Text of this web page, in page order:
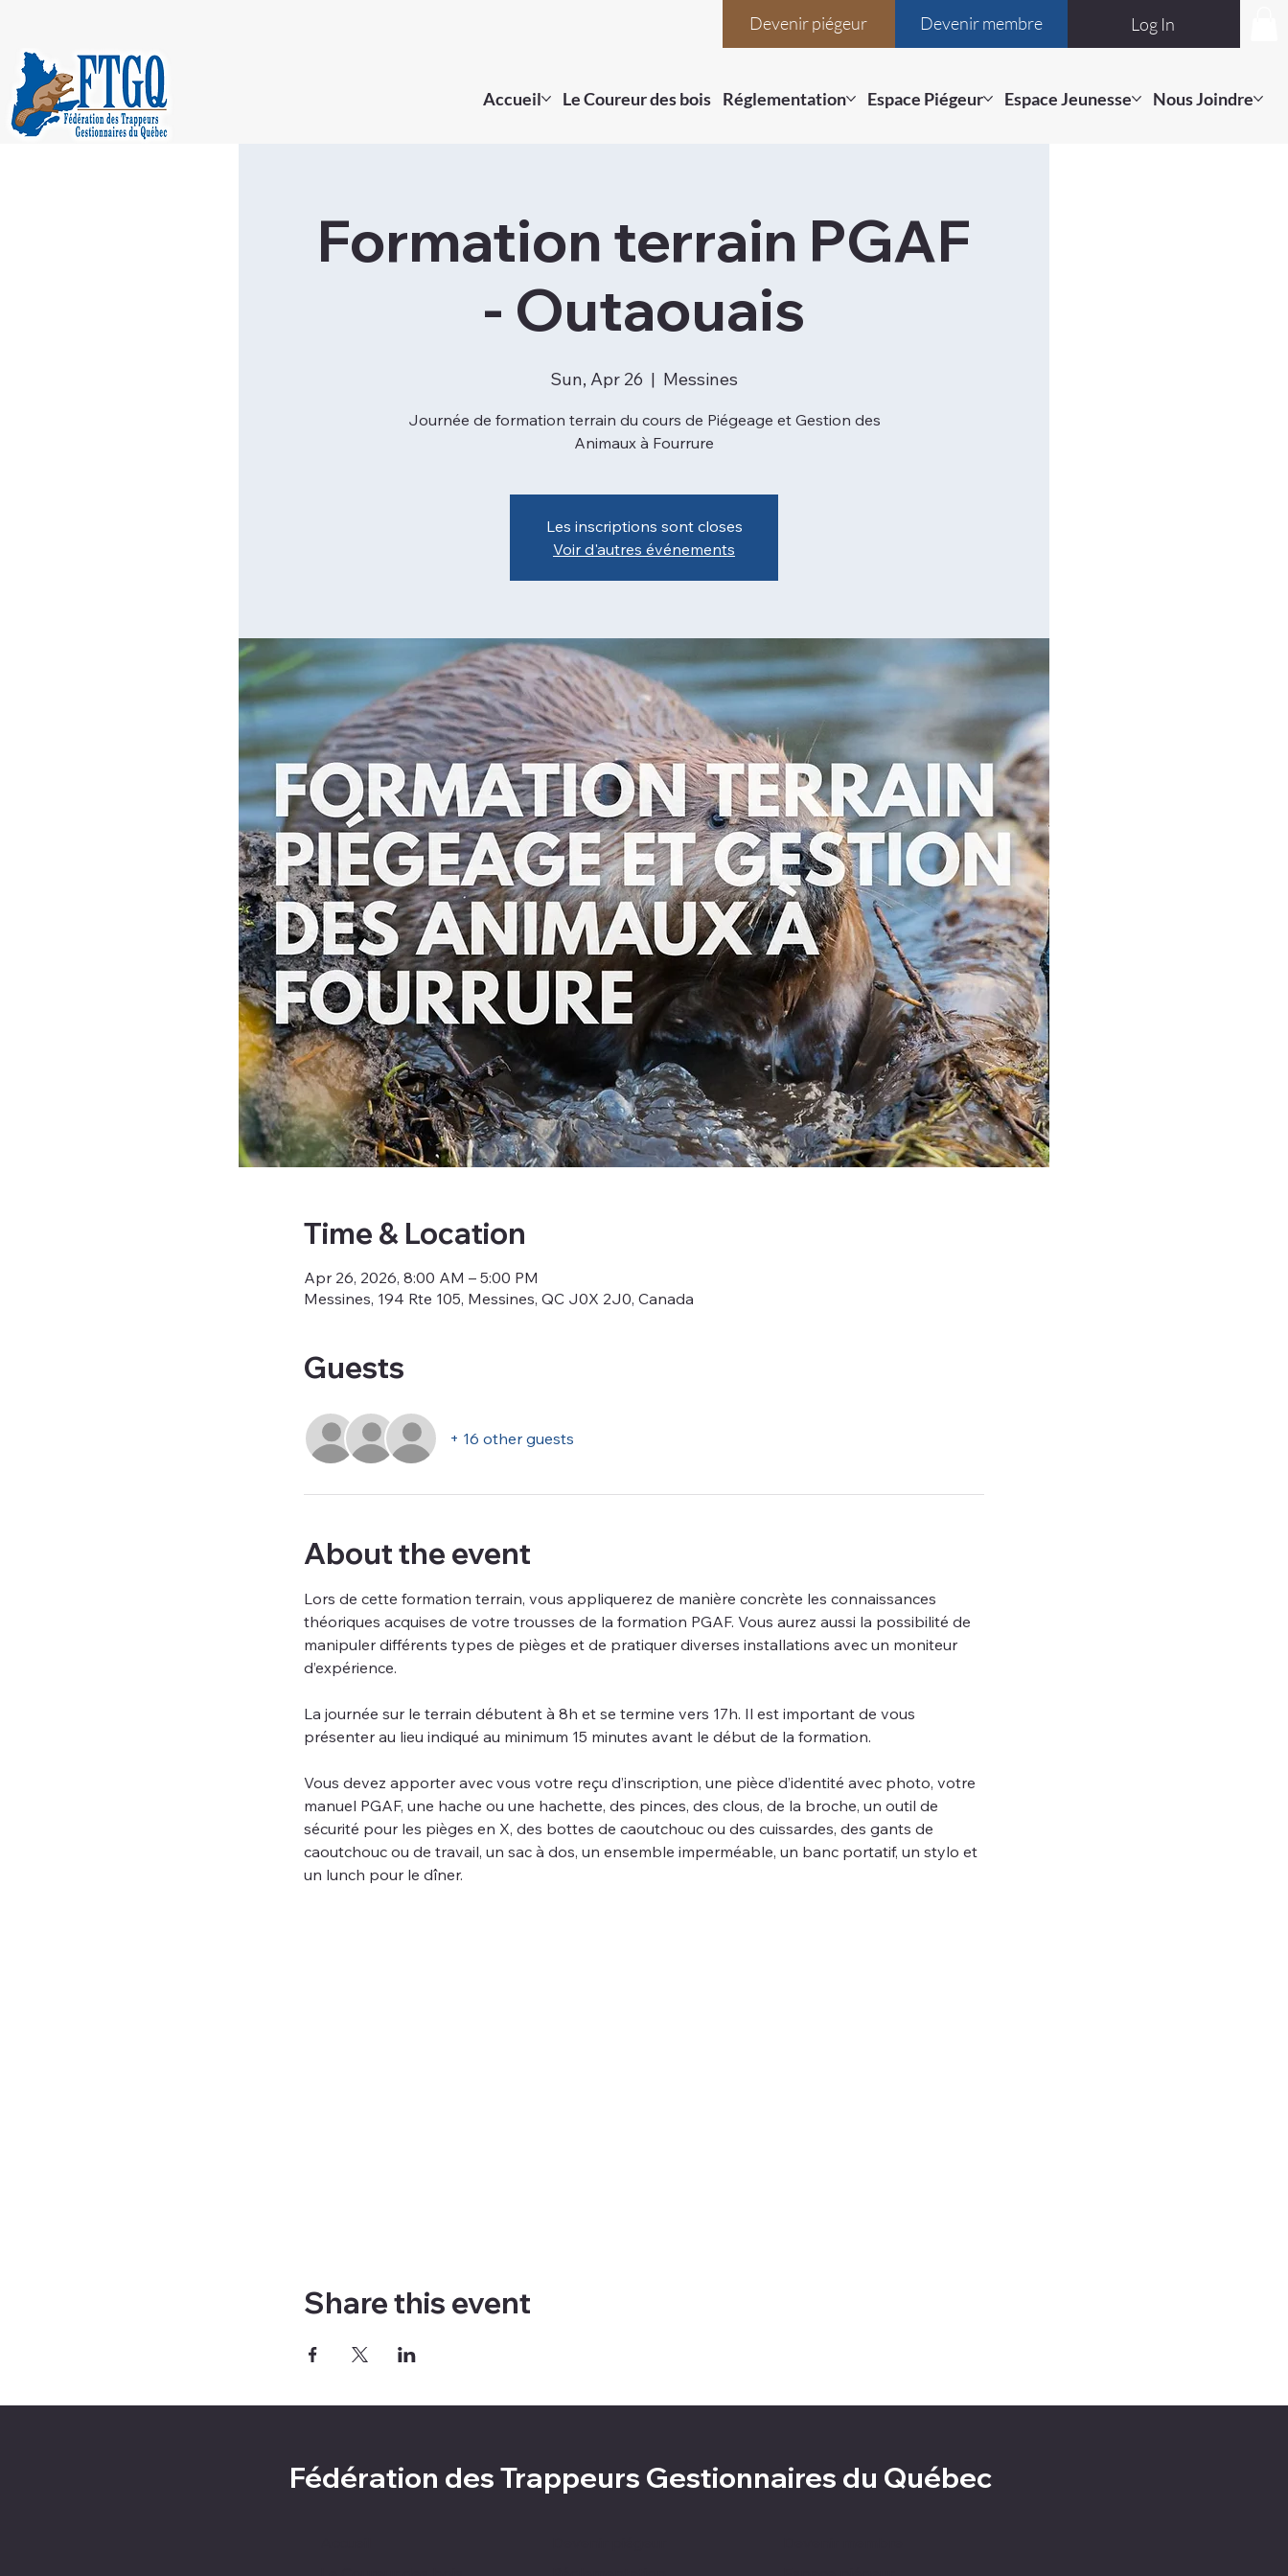
Devenir piégeur Devenir membre Log In
Accueil Le Coureur des bois Réglementation Espace Piégeur Espace Jeunesse Nous Joindre
Formation terrain PGAF
- Outaouais
Sun, Apr 26
  |
Messines
Journée de formation terrain du cours de Piégeage et Gestion des
Animaux à Fourrure
Les inscriptions sont closes
Voir d'autres événements
Time & Location
Apr 26, 2026, 8:00 AM – 5:00 PM
Messines, 194 Rte 105, Messines, QC J0X 2J0, Canada
Guests
+ 16 other guests
About the event
Lors de cette formation terrain, vous appliquerez de manière concrète les connaissances
théoriques acquises de votre trousses de la formation PGAF. Vous aurez aussi la possibilité de
manipuler différents types de pièges et de pratiquer diverses installations avec un moniteur
d’expérience.
La journée sur le terrain débutent à 8h et se termine vers 17h. Il est important de vous
présenter au lieu indiqué au minimum 15 minutes avant le début de la formation.
Vous devez apporter avec vous votre reçu d’inscription, une pièce d’identité avec photo, votre
manuel PGAF, une hache ou une hachette, des pinces, des clous, de la broche, un outil de
sécurité pour les pièges en X, des bottes de caoutchouc ou des cuissardes, des gants de
caoutchouc ou de travail, un sac à dos, un ensemble imperméable, un banc portatif, un stylo et
un lunch pour le dîner.
Share this event
Fédération des Trappeurs Gestionnaires du Québec